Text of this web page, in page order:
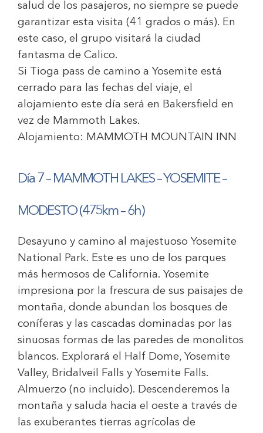
salud de los pasajeros, no siempre se puede
garantizar esta visita (41 grados o más). En
este caso, el grupo visitará la ciudad
fantasma de Calico.
Si Tioga pass de camino a Yosemite está
cerrado para las fechas del viaje, el
alojamiento este día será en Bakersfield en
vez de Mammoth Lakes.
Alojamiento: MAMMOTH MOUNTAIN INN
Día 7 – MAMMOTH LAKES – YOSEMITE –
MODESTO (475km – 6h)
Desayuno y camino al majestuoso Yosemite
National Park. Este es uno de los parques
más hermosos de California. Yosemite
impresiona por la frescura de sus paisajes de
montaña, donde abundan los bosques de
coníferas y las cascadas dominadas por las
sinuosas formas de las paredes de monolitos
blancos. Explorará el Half Dome, Yosemite
Valley, Bridalveil Falls y Yosemite Falls.
Almuerzo (no incluido). Descenderemos la
montaña y saluda hacia el oeste a través de
las exuberantes tierras agrícolas de